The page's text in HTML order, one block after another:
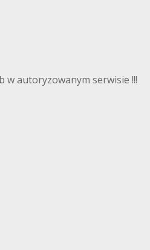
w autoryzowanym serwisie !!!